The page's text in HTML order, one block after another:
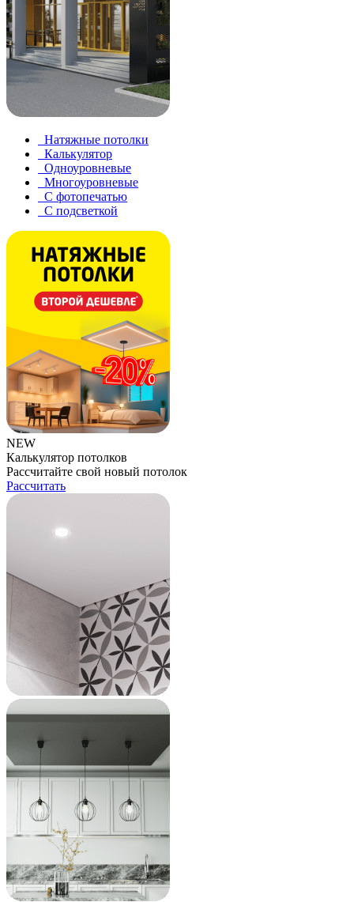
Натяжные потолки
Калькулятор
Одноуровневые
Многоуровневые
С фотопечатью
С подсветкой
NEW
Калькулятор потолков
Рассчитайте свой новый потолок
Рассчитать